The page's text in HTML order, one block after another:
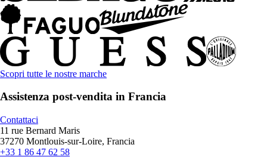
Scopri tutte le nostre marche
Assistenza post-vendita in Francia
Contattaci
11 rue Bernard Maris
37270 Montlouis-sur-Loire, Francia
+33 1 86 47 62 58